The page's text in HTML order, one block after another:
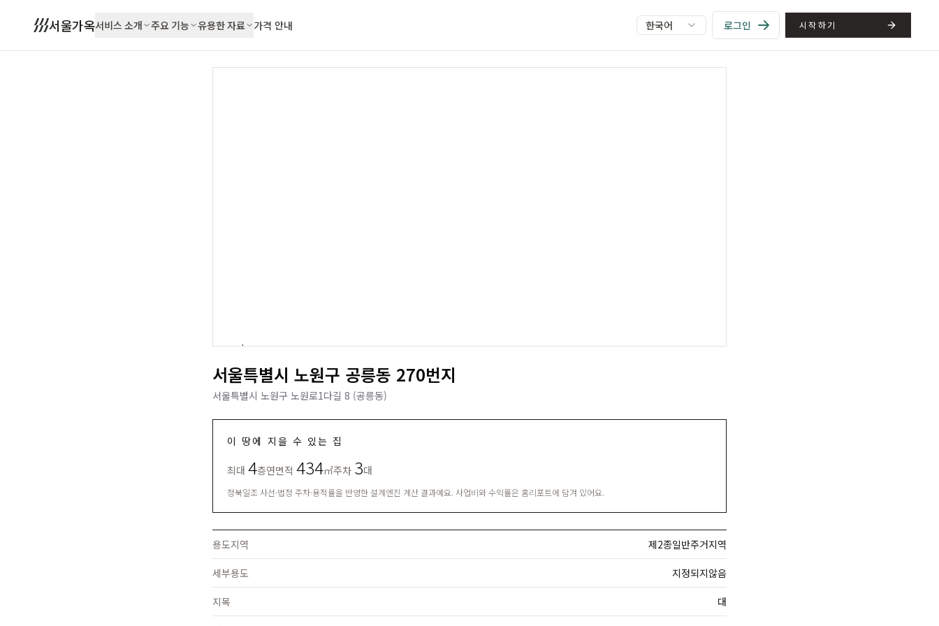
서울가옥서비스 소개 주요 기능 유용한 자료 가격 안내 한국어 로그인 시작하기
서울특별시 노원구 공릉동 270번지
서울특별시 노원구 노원로1다길 8 (공릉동)
이 땅에 지을 수 있는 집
최대 4층연면적 434㎡주차 3대
정북일조 사선·법정 주차·용적률을 반영한 설계엔진 계산 결과예요. 사업비와 수익률은 홈리포트에 담겨 있어요.
용도지역 제2종일반주거지역
세부용도 지정되지않음
지목 대